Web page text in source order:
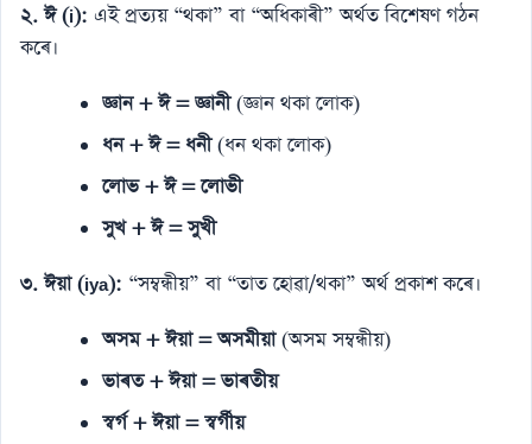
২. ঈ (i): এই প্ৰত্যয় “থকা” বা “অধিকাৰী” অৰ্থত বিশেষণ গঠন
কৰে।
জ্ঞান + ঈ = জ্ঞানী(জ্ঞান থকা লোক)
ধন + ঈ = ধনী(ধন থকা লোক)
লোভ + ঈ = লোভী
সুখ + ঈ = সুখী
৩. ঈয়া (iya): “সম্বন্ধীয়” বা “তাত হোৱা/থকা” অৰ্থ প্ৰকাশ কৰে।
অসম + ঈয়া = অসমীয়া(অসম সম্বন্ধীয়)
ভাৰত + ঈয়া = ভাৰতীয়
স্বৰ্গ + ঈয়া = স্বৰ্গীয়